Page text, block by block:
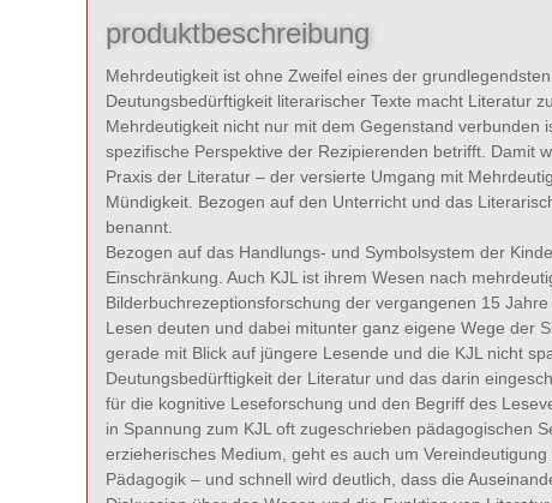
produktbeschreibung
Mehrdeutigkeit ist ohne Zweifel eines der
Deutungsbedürftigkeit literarischer Texte macht Literatur
Mehrdeutigkeit nicht nur mit dem Gegenstand verbunden
spezifische Perspektive der Rezipierenden betrifft. Damit
Praxis der Literatur – der versierte Umgang mit
Mündigkeit. Bezogen auf den Unterricht und das
benannt.
Bezogen auf das Handlungs- und Symbolsystem der
Einschränkung. Auch KJL ist ihrem Wesen nach
Bilderbuchrezeptionsforschung der vergangenen 15
Lesen deuten und dabei mitunter ganz eigene Wege der
gerade mit Blick auf jüngere Lesende und die KJL nicht
Deutungsbedürftigkeit der Literatur und das darin
für die kognitive Leseforschung und den Begriff des
in Spannung zum KJL oft zugeschrieben pädagogischen
erzieherisches Medium, geht es auch um
Pädagogik – und schnell wird deutlich, dass die